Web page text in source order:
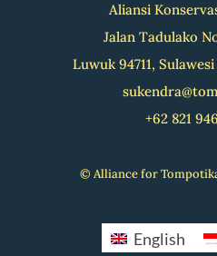
Aliansi
Jalan Tadulako
Luwuk 94711,
+62 821
© Alliance for
English